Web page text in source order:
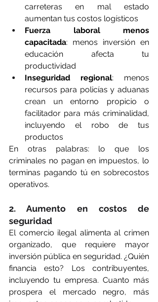
carreteras en mal estado
aumentan tus costos logísticos
Fuerza laboral menos
capacitada: menos inversión en
educación afecta tu
productividad
Inseguridad regional: menos
recursos para policías y aduanas
crean un entorno propicio o
facilitador para más criminalidad,
incluyendo el robo de tus
productos
En otras palabras: lo que los
criminales no pagan en impuestos, lo
terminas pagando tú en sobrecostos
operativos.
2. Aumento en costos de
seguridad
El comercio ilegal alimenta al crimen
organizado, que requiere mayor
inversión pública en seguridad. ¿Quién
financia esto? Los contribuyentes,
incluyendo tu empresa. Cuanto más
prospera el mercado negro, más